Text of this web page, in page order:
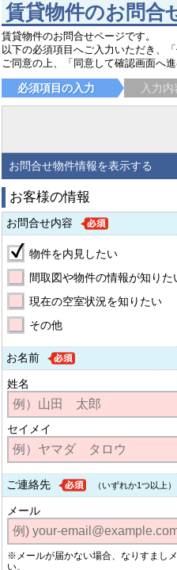
賃貸物件のお問合
賃貸物件のお問合せページです。
以下の必須項目へご入力いただき、
ご同意の上、「同意して確認画面へ
必須項目の入力 入力
お問合せ物件情報を表示する
お客様の情報
お問合せ内容
物件を内見したい
間取図や物件の情報が知りた
現在の空室状況を知りたい
その他
お名前
姓名
セイメイ
ご連絡先 （いずれか1つ以上）
メール
※メールが届かない場合、なりすまし
い。